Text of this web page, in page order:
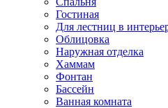
Гостиная
Для лестниц в
Облицовка
Наружная отделка
Хаммам
Фонтан
Бассейн
Ванная комната